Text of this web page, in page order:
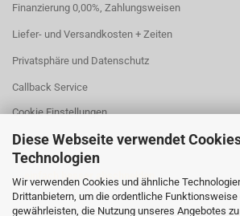
Diese Webseite verwendet
Technologien
Wir verwenden Cookies und ähnliche
Drittanbietern, um die ordentliche
gewährleisten, die Nutzung unseres Angebotes
Finanzierung 0,00%, Zahlungsweisen
Liefer- und Versandkosten + Zeiten
Privatsphäre und Datenschutz
Callback Service
Cookie Einstellungen
... einfach besser abschneiden